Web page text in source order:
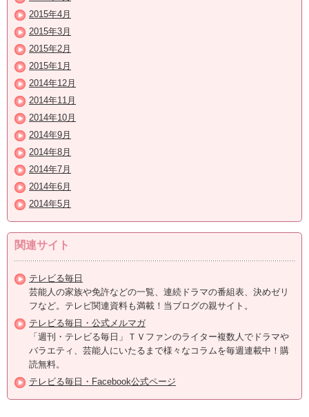
2015年4月
2015年3月
2015年2月
2015年1月
2014年12月
2014年11月
2014年10月
2014年9月
2014年8月
2014年7月
2014年6月
2014年5月
関連サイト
テレビる毎日
芸能人の家族や免許などの一覧、連続ドラマの番組表、決めゼリ
フなど。テレビ関連資料も満載！当ブログの親サイト。
テレビる毎日・公式メルマガ
「週刊・テレビる毎日」ＴＶファンのライター複数人でドラマや
バラエティ、芸能人にいたるまで様々なコラムを毎週連載中！購
読無料。
テレビる毎日・Facebook公式ページ